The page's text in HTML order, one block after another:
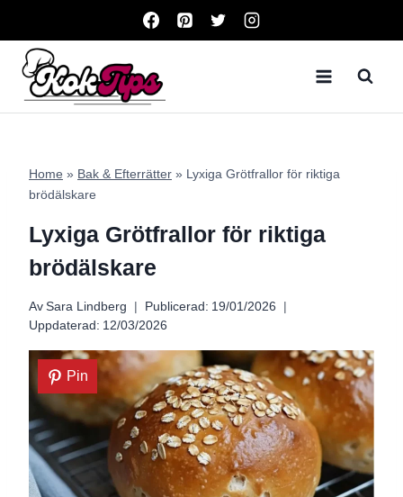
content
Home » Bak & Efterrätter » Lyxiga Grötfrallor för riktiga
brödälskare
Lyxiga Grötfrallor för riktiga
brödälskare
Av Sara Lindberg Publicerad: 19/01/2026
Uppdaterad: 12/03/2026
Pin